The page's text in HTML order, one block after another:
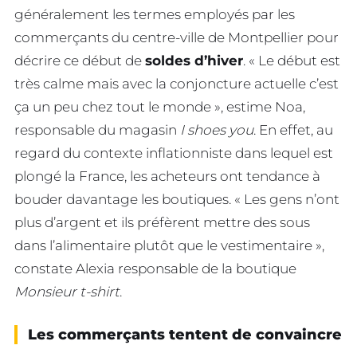
généralement les termes employés par les
commerçants du centre-ville de Montpellier pour
décrire ce début de soldes d’hiver. « Le début est
très calme mais avec la conjoncture actuelle c’est
ça un peu chez tout le monde », estime Noa,
responsable du magasin I shoes you. En effet, au
regard du contexte inflationniste dans lequel est
plongé la France, les acheteurs ont tendance à
bouder davantage les boutiques. « Les gens n’ont
plus d’argent et ils préfèrent mettre des sous
dans l’alimentaire plutôt que le vestimentaire »,
constate Alexia responsable de la boutique
Monsieur t-shirt.
Les commerçants tentent de convaincre